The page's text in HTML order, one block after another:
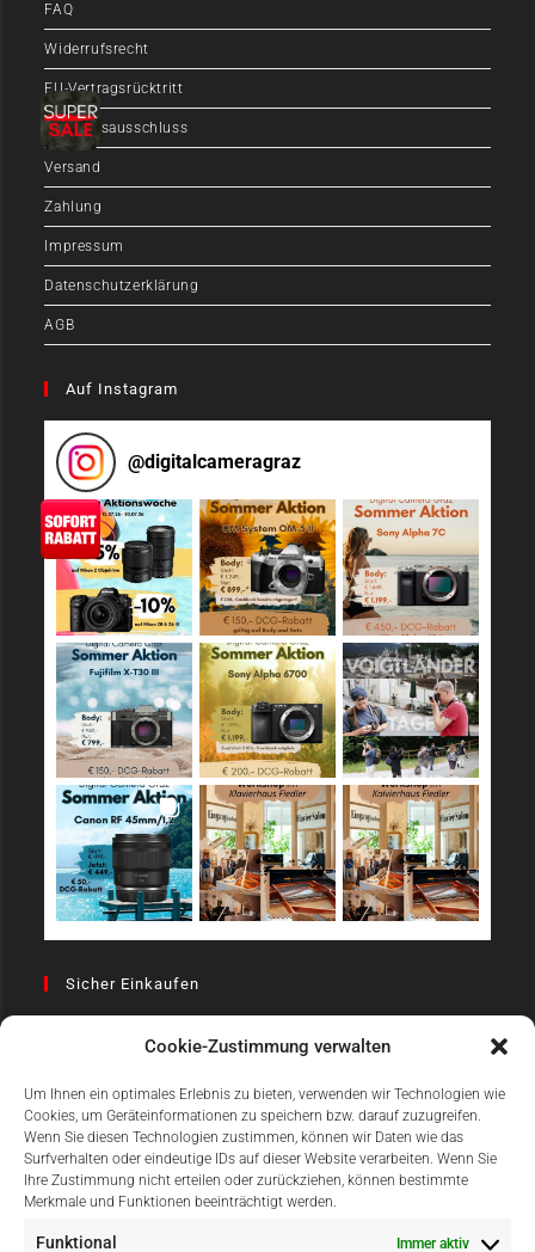
Cookie-Zustimmung verwalten
Um Ihnen ein optimales Erlebnis zu bieten, verwenden wir Technologien wie
Cookies, um Geräteinformationen zu speichern bzw. darauf zuzugreifen.
Wenn Sie diesen Technologien zustimmen, können wir Daten wie das
Surfverhalten oder eindeutige IDs auf dieser Website verarbeiten. Wenn Sie
Ihre Zustimmung nicht erteilen oder zurückziehen, können bestimmte
Merkmale und Funktionen beeinträchtigt werden.
Funktional Immer aktiv
FAQ
Widerrufsrecht
EU-Vertragsrücktritt
Haftungsausschluss
Versand
Zahlung
Impressum
Datenschutzerklärung
AGB
Auf Instagram
@digitalcameragraz
Sicher Einkaufen
Einfach Online Bezahlen